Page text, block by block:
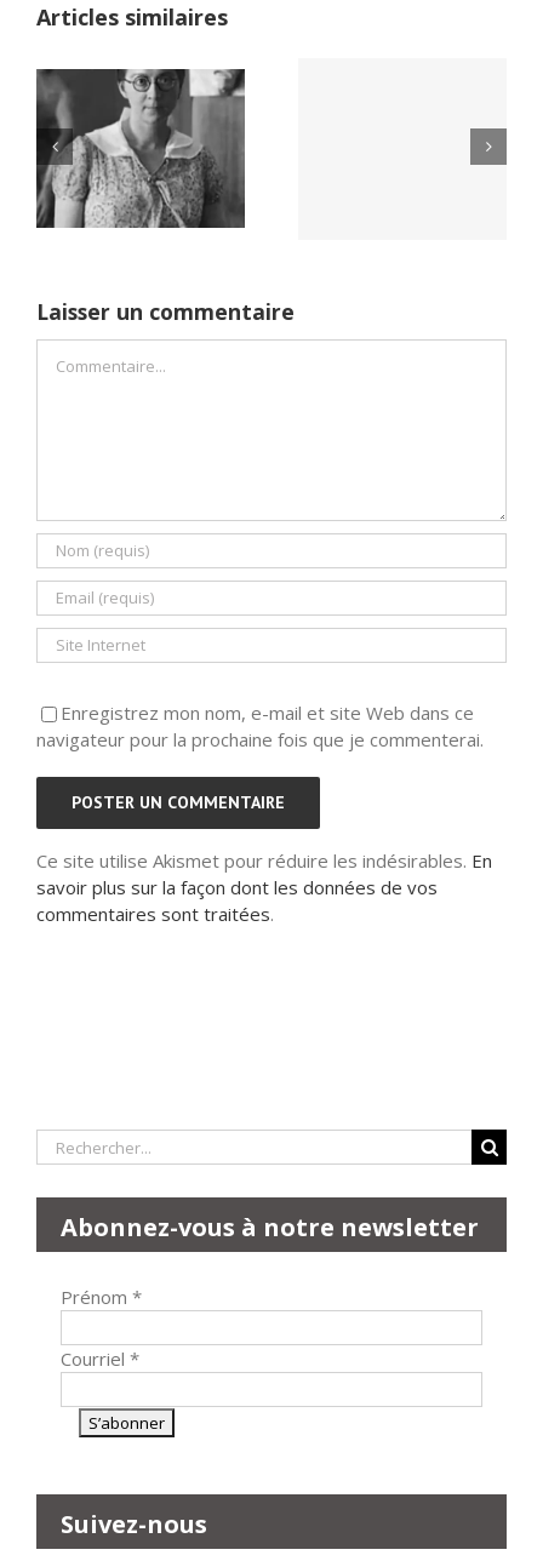
Articles similaires
Netflix Field of
Dreams (1989)
Yaïr Golan : une
Laisser un commentaire
Enregistrez mon nom, e-mail et site Web dans ce
navigateur pour la prochaine fois que je commenterai.
Ce site utilise Akismet pour réduire les indésirables. En
savoir plus sur la façon dont les données de vos
commentaires sont traitées.
Rechercher:
Abonnez-vous à notre newsletter
Prénom *
Courriel *
Suivez-nous